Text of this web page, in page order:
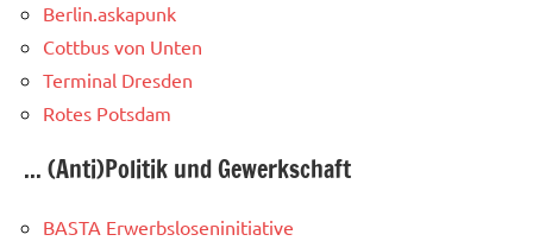
Berlin.askapunk
Cottbus von Unten
Terminal Dresden
Rotes Potsdam
... (Anti)Politik und Gewerkschaft
BASTA Erwerbsloseninitiative